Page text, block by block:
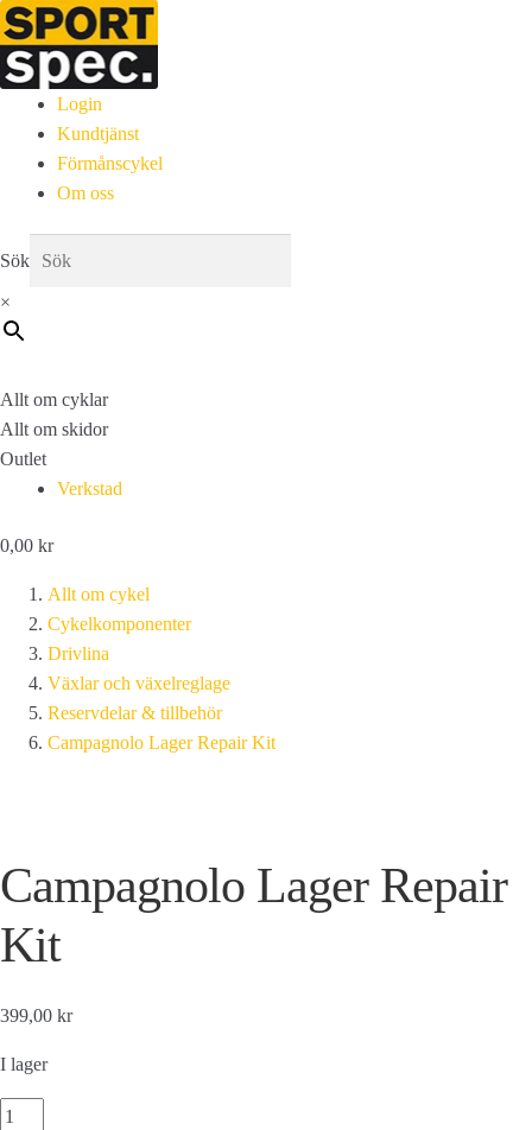
Login
Kundtjänst
Förmånscykel
Om oss
Sök
×
Allt om cyklar
Allt om skidor
Outlet
Verkstad
0,00 kr
Allt om cykel
Cykelkomponenter
Drivlina
Växlar och växelreglage
Reservdelar & tillbehör
Campagnolo Lager Repair Kit
Campagnolo Lager Repair
Kit
399,00 kr
I lager
Campagnolo